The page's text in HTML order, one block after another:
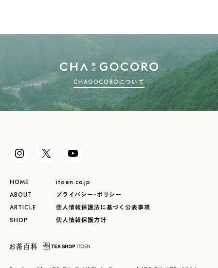
CHAGOCOROについて
HOME
ABOUT
ARTICLE
SHOP
itoen.co.jp
プライバシー・ポリシー
個人情報保護法に基づく公表事項
個人情報保護方針